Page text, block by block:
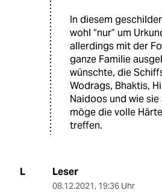
In diesem
wohl “nur” um
allerdings mit der
ganze Familie
wünschte, die
Wodrags, Bhaktis,
Naidoos und wie sie
möge die volle
treffen.
L Leser
08.12.2021, 19:36 Uhr